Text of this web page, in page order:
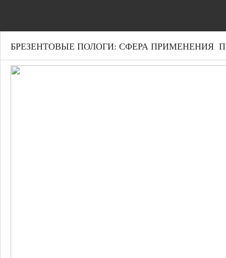
БРЕЗЕНТОВЫЕ ПОЛОГИ: СФЕРА ПРИМЕНЕНИЯ